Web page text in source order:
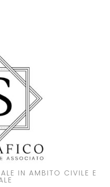
IN AMBITO CIVILE E